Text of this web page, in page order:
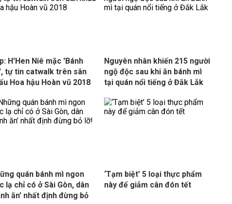
H'Hen Niê mặc 'Bánh
tự tin catwalk trên sân
Hoa hậu Hoàn vũ 2018
Nguyên nhân khiến 215 người
ngộ độc sau khi ăn bánh mì
tại quán nổi tiếng ở Đắk Lắk
quán bánh mì ngon
lạ chỉ có ở Sài Gòn, dân
ăn’ nhất định đừng bỏ
‘Tạm biệt’ 5 loại thực phẩm
này để giảm cân đón tết